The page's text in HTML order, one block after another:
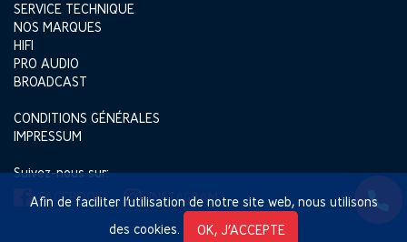
Afin de faciliter l’utilisation de notre site web, nous utilisons
des cookies.
OK, J’ACCEPTE
SERVICE TECHNIQUE
NOS MARQUES
HIFI
PRO AUDIO
BROADCAST
CONDITIONS GÉNÉRALES
IMPRESSUM
Suivez-nous sur:
FACEBOOK
INSTAGRAM